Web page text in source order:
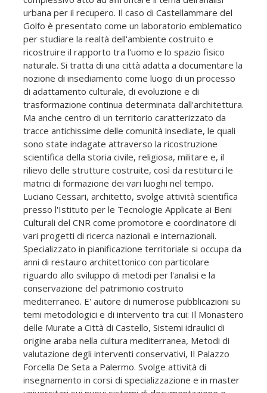
urbana per il recupero. Il caso di Castellammare del
Golfo è presentato come un laboratorio emblematico
per studiare la realtà dell'ambiente costruito e
ricostruire il rapporto tra l'uomo e lo spazio fisico
naturale. Si tratta di una città adatta a documentare la
nozione di insediamento come luogo di un processo
di adattamento culturale, di evoluzione e di
trasformazione continua determinata dall'architettura.
Ma anche centro di un territorio caratterizzato da
tracce antichissime delle comunità insediate, le quali
sono state indagate attraverso la ricostruzione
scientifica della storia civile, religiosa, militare e, il
rilievo delle strutture costruite, così da restituirci le
matrici di formazione dei vari luoghi nel tempo.
Luciano Cessari, architetto, svolge attività scientifica
presso l'Istituto per le Tecnologie Applicate ai Beni
Culturali del CNR come promotore e coordinatore di
vari progetti di ricerca nazionali e internazionali.
Specializzato in pianificazione territoriale si occupa da
anni di restauro architettonico con particolare
riguardo allo sviluppo di metodi per l'analisi e la
conservazione del patrimonio costruito
mediterraneo. E' autore di numerose pubblicazioni su
temi metodologici e di intervento tra cui: Il Monastero
delle Murate a Città di Castello, Sistemi idraulici di
origine araba nella cultura mediterranea, Metodi di
valutazione degli interventi conservativi, Il Palazzo
Forcella De Seta a Palermo. Svolge attività di
insegnamento in corsi di specializzazione e in master